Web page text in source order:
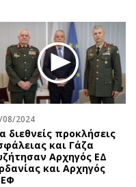
08/2024
διεθνείς προκλήσεις
και Γάζα
Αρχηγός ΕΔ
και Αρχηγός